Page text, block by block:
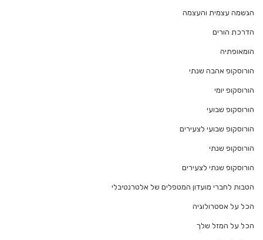
הגשמה עצמית והעצמה
הדרכת הורים
הומאופתיה
הורוסקופ אהבה שנתי
הורוסקופ יומי
הורוסקופ שבועי
הורוסקופ שבועי לצעירים
הורוסקופ שנתי
הורוסקופ שנתי לצעירים
הטבות לחברי מועדון המטפלים של אלטרנטיבלי
הכל על אסטרולוגיה
הכל על המזל שלך